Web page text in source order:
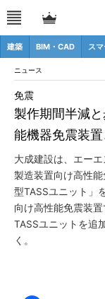
建築 BIM・CAD ス
ニュース
製作期間半減
能機器免震装
免震
大成建設は、エー
製造装置向け高性
型TASSユニット」
向け高性能免震装
TASSユニットを追
く。